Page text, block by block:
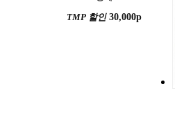
TMP 할인30,000p